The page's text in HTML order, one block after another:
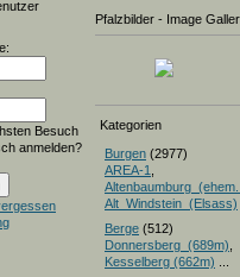
Besuch
anmelden?
Pfalzbilder - Image
Kategorien
Burgen (2977)
AREA-1
Alt_Windstein_(Elsass)
Berge (512)
Donnersberg_(689m)
Kesselberg (662m)